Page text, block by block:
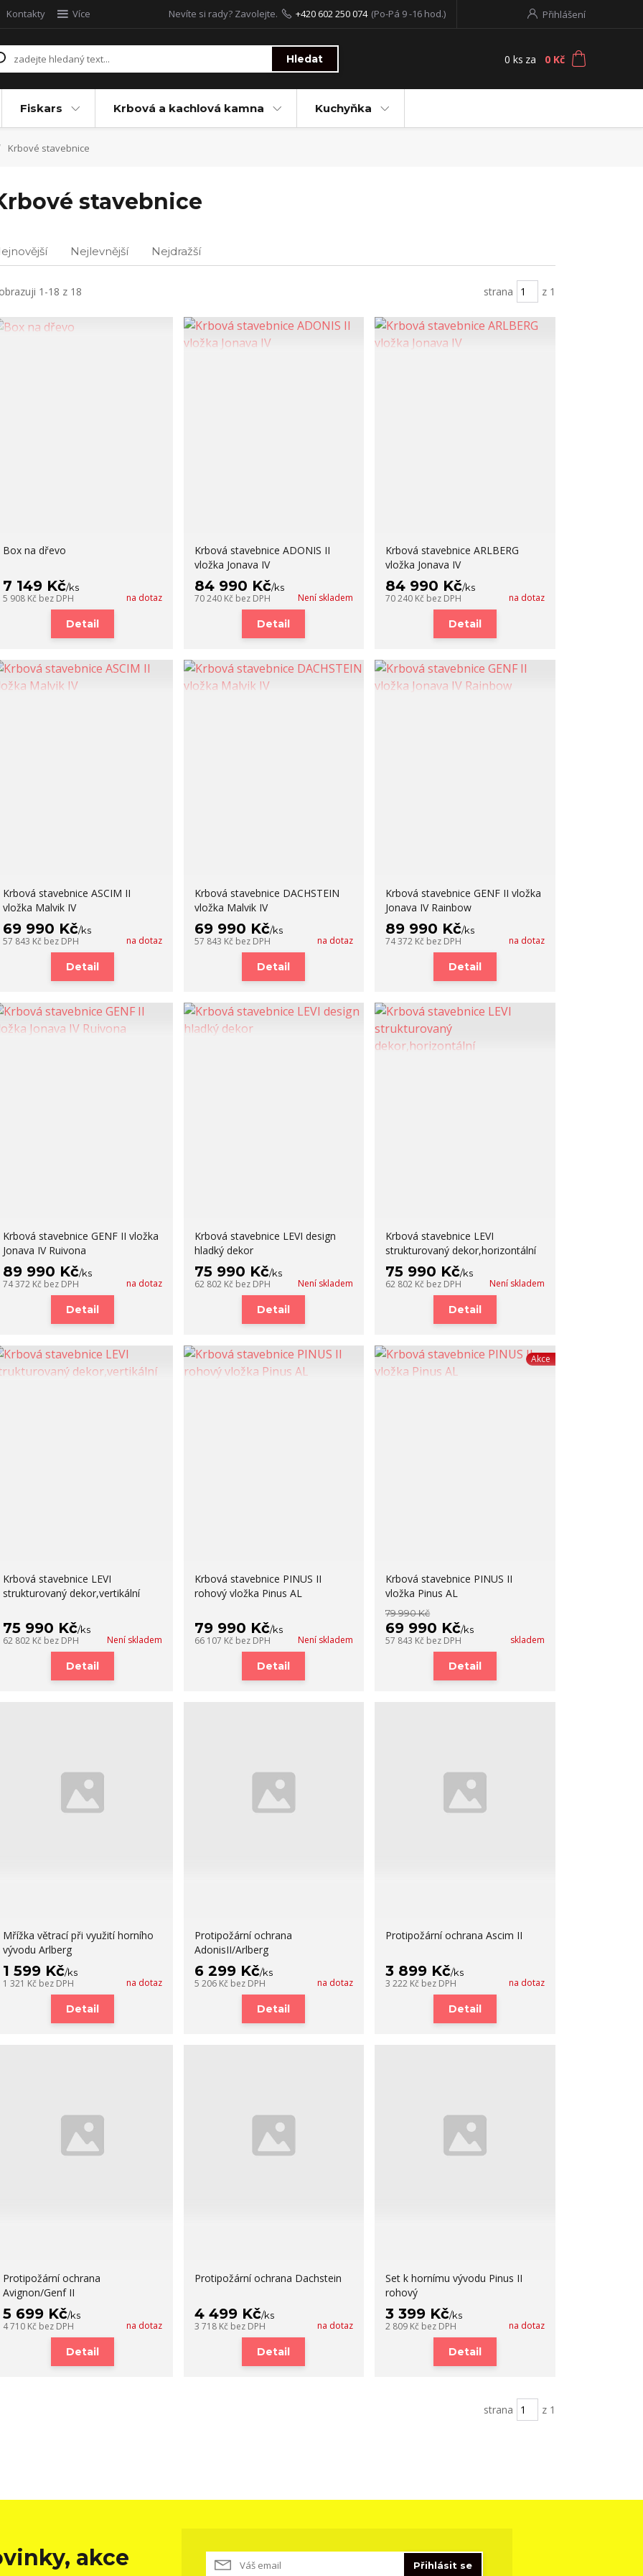
Kontakty Více Přihlášení
Hledat
Nevíte si rady? Zavolejte. +420 602 250 074 (Po-Pá 9 -16 hod.)
0 ks za 0 Kč
Fiskars Krbová a kachlová kamna Kuchyňka
Krbové stavebnice
stavebnice
Nejlevnější Nejdražší
1-18 z 18 strana z 1
Box na dřevo
7 149 Kč/ks
5 908 Kč bez DPH na dotaz
Detail
Krbová stavebnice ADONIS II
vložka Jonava IV
84 990 Kč/ks
70 240 Kč bez DPH Není skladem
Detail
Krbová stavebnice ARLBERG
vložka Jonava IV
84 990 Kč/ks
70 240 Kč bez DPH na dotaz
Detail
Krbová stavebnice ASCIM II
vložka Malvik IV
69 990 Kč/ks
57 843 Kč bez DPH na dotaz
Detail
Krbová stavebnice DACHSTEIN
vložka Malvik IV
69 990 Kč/ks
57 843 Kč bez DPH na dotaz
Detail
Krbová stavebnice GENF II vložka
Jonava IV Rainbow
89 990 Kč/ks
74 372 Kč bez DPH na dotaz
Detail
Krbová stavebnice GENF II vložka
Jonava IV Ruivona
89 990 Kč/ks
74 372 Kč bez DPH na dotaz
Detail
Krbová stavebnice LEVI design
hladký dekor
75 990 Kč/ks
62 802 Kč bez DPH Není skladem
Detail
Krbová stavebnice LEVI
strukturovaný dekor,horizontální
75 990 Kč/ks
62 802 Kč bez DPH Není skladem
Detail
Krbová stavebnice LEVI
strukturovaný dekor,vertikální
75 990 Kč/ks
62 802 Kč bez DPH Není skladem
Detail
Krbová stavebnice PINUS II
rohový vložka Pinus AL
79 990 Kč/ks
66 107 Kč bez DPH Není skladem
Detail
Akce
Krbová stavebnice PINUS II
vložka Pinus AL
79 990 Kč
69 990 Kč/ks
57 843 Kč bez DPH skladem
Detail
Mřížka větrací při využití horního
vývodu Arlberg
1 599 Kč/ks
1 321 Kč bez DPH na dotaz
Detail
Protipožární ochrana
AdonisII/Arlberg
6 299 Kč/ks
5 206 Kč bez DPH na dotaz
Detail
Protipožární ochrana Ascim II
3 899 Kč/ks
3 222 Kč bez DPH na dotaz
Detail
Protipožární ochrana
Avignon/Genf II
5 699 Kč/ks
4 710 Kč bez DPH na dotaz
Detail
Protipožární ochrana Dachstein
4 499 Kč/ks
3 718 Kč bez DPH na dotaz
Detail
Set k hornímu vývodu Pinus II
rohový
3 399 Kč/ks
2 809 Kč bez DPH na dotaz
Detail
strana z 1
akce
Přihlásit se